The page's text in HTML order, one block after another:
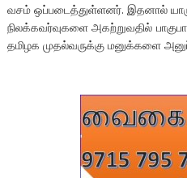
வசம் ஒப்படைத்துள்ளனர். இதனால்
நிலக்கவர்வுகளை அகற்றுவதில்
தமிழக முதல்வருக்கு மனுக்களை